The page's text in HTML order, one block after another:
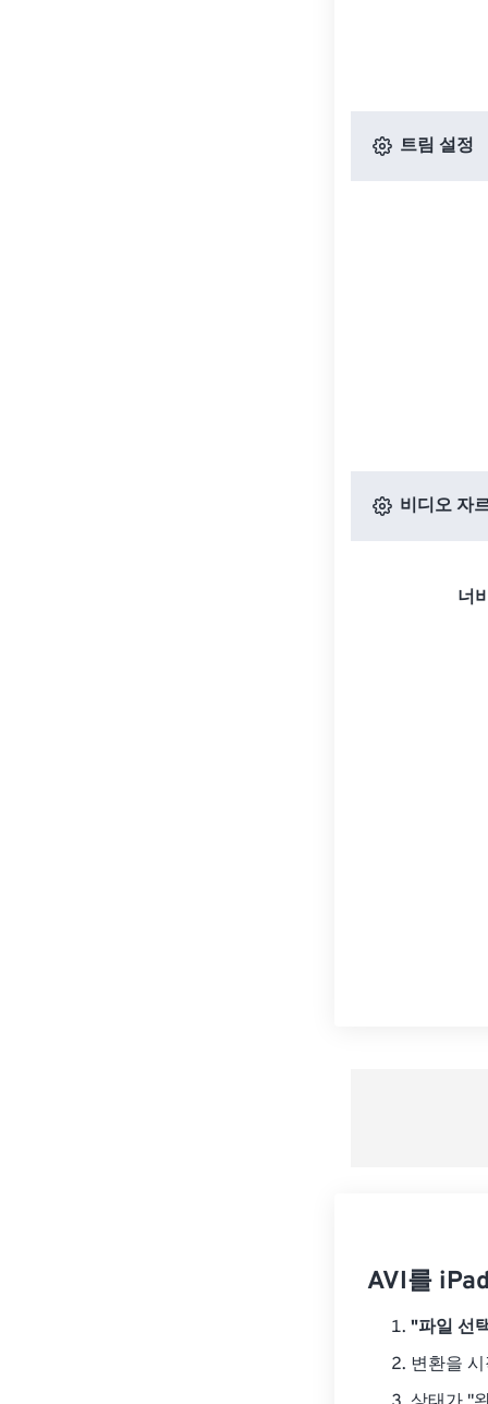
트림 설정
비디오 자
너
AVI를
"파일 선
변환을